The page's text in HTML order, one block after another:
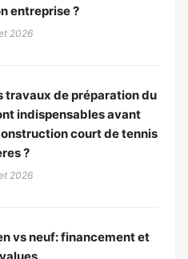
entreprise ?
2026
travaux de préparation du
indispensables avant
court de tennis
?
2026
vs neuf: financement et